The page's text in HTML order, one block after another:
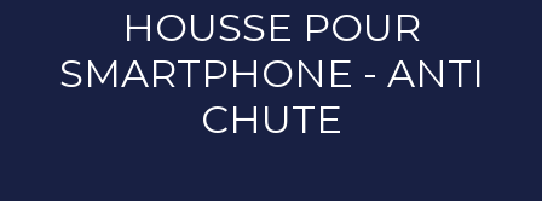
HOUSSE POUR
SMARTPHONE - ANTI
CHUTE